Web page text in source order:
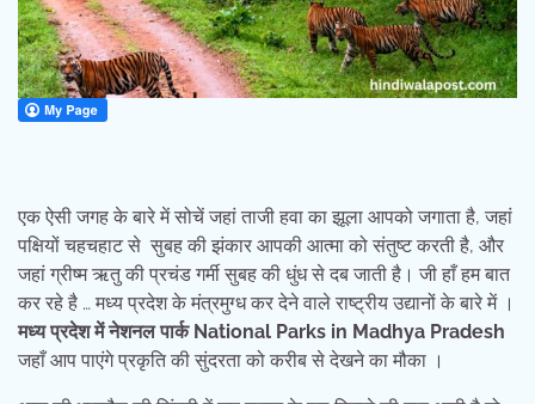
एक ऐसी जगह के बारे में सोचें जहां ताजी हवा का झूला आपको जगाता है, जहां
पक्षियों चहचहाट से सुबह की झंकार आपकी आत्मा को संतुष्ट करती है, और
जहां ग्रीष्म ऋतु की प्रचंड गर्मी सुबह की धुंध से दब जाती है। जी हाँ हम बात
कर रहे है … मध्य प्रदेश के मंत्रमुग्ध कर देने वाले राष्ट्रीय उद्यानों के बारे में ।
मध्य प्रदेश में नेशनल पार्क National Parks in Madhya Pradesh
जहाँ आप पाएंगे प्रकृति की सुंदरता को करीब से देखने का मौका ।